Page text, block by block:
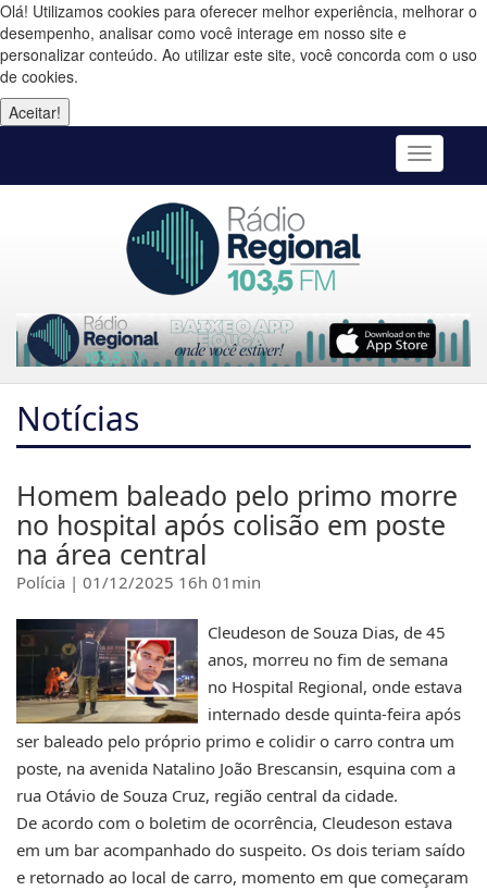
Olá! Utilizamos cookies para oferecer melhor experiência, melhorar o
desempenho, analisar como você interage em nosso site e
personalizar conteúdo. Ao utilizar este site, você concorda com o uso
de cookies.
Aceitar!
Toggle
Notícias
Homem baleado pelo primo morre
no hospital após colisão em poste
na área central
Polícia | 01/12/2025 16h 01min
Cleudeson de Souza Dias, de 45
anos, morreu no fim de semana
no Hospital Regional, onde estava
internado desde quinta-feira após
ser baleado pelo próprio primo e colidir o carro contra um
poste, na avenida Natalino João Brescansin, esquina com a
rua Otávio de Souza Cruz, região central da cidade.
De acordo com o boletim de ocorrência, Cleudeson estava
em um bar acompanhado do suspeito. Os dois teriam saído
e retornado ao local de carro, momento em que começaram